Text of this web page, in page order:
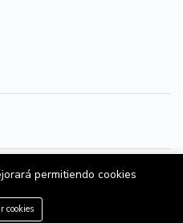
es una aplicación
SpA | Desarrollada por
SpA
+56972003619
permitiendo cookies
cookies